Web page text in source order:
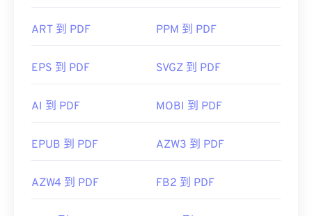
ART 到 PDF PPM 到 PDF
EPS 到 PDF SVGZ 到 PDF
AI 到 PDF MOBI 到 PDF
EPUB 到 PDF AZW3 到 PDF
AZW4 到 PDF FB2 到 PDF